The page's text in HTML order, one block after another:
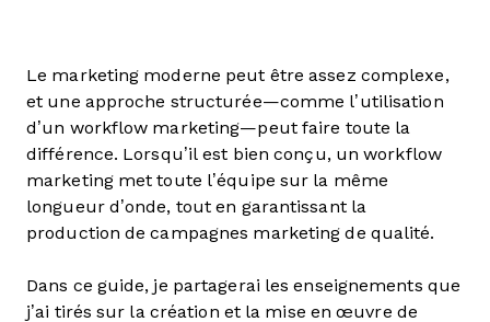
Le marketing moderne peut être assez complexe,
et une approche structurée—comme l’utilisation
d’un workflow marketing—peut faire toute la
différence. Lorsqu’il est bien conçu, un workflow
marketing met toute l’équipe sur la même
longueur d’onde, tout en garantissant la
production de campagnes marketing de qualité.
Dans ce guide, je partagerai les enseignements que
j’ai tirés sur la création et la mise en œuvre de